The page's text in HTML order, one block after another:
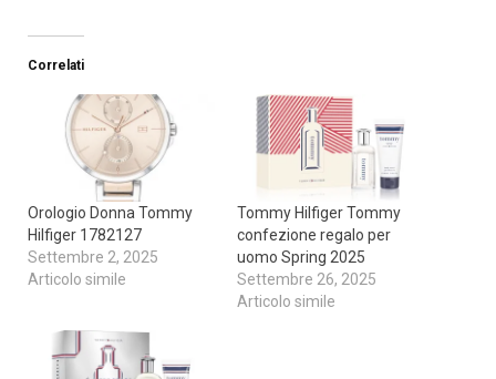
Correlati
Orologio Donna Tommy
Hilfiger 1782127
Settembre 2, 2025
Articolo simile
Tommy Hilfiger Tommy
confezione regalo per
uomo Spring 2025
Settembre 26, 2025
Articolo simile